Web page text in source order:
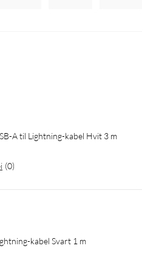
A til Lightning-kabel Hvit 3 m
(0)
kabel Svart 1 m